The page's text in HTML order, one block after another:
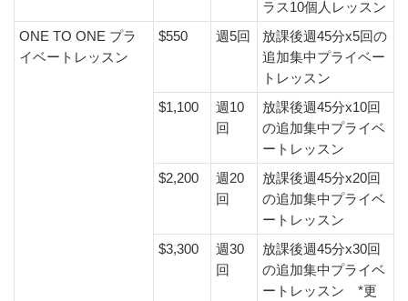
ラス10個人レッスン
ONE TO ONE プラ
イベートレッスン
$550 週5回
放課後週45分x5回の
追加集中プライベー
トレッスン
$1,100
週10
回
放課後週45分x10回
の追加集中プライベ
ートレッスン
$2,200
週20
回
放課後週45分x20回
の追加集中プライベ
ートレッスン
$3,300
週30
回
放課後週45分x30回
の追加集中プライベ
ートレッスン *更